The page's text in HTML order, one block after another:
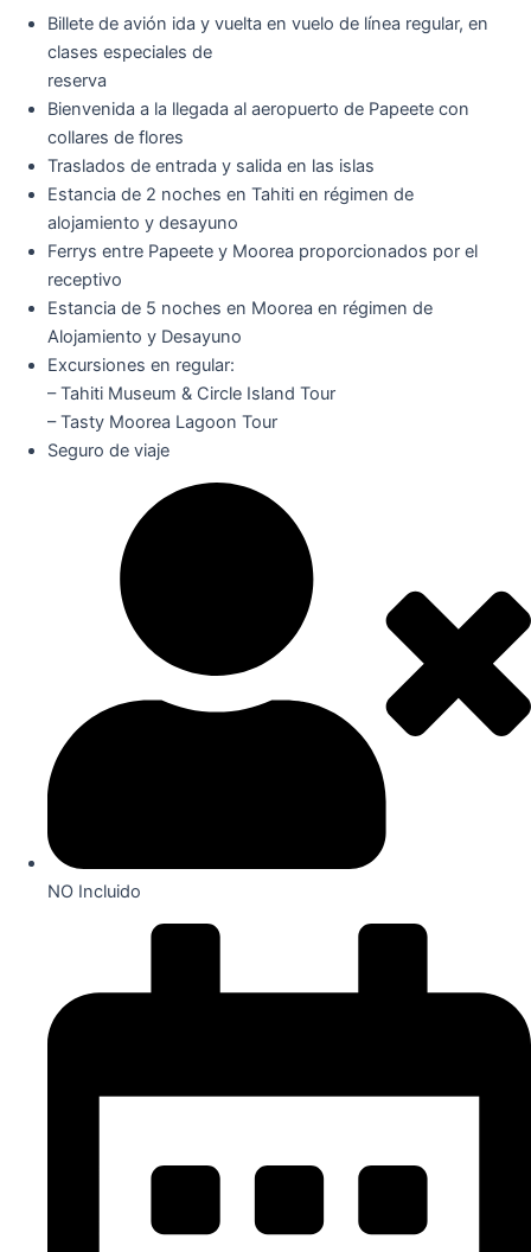
Billete de avión ida y vuelta en vuelo de línea regular, en
clases especiales de
reserva
Bienvenida a la llegada al aeropuerto de Papeete con
collares de flores
Traslados de entrada y salida en las islas
Estancia de 2 noches en Tahiti en régimen de
alojamiento y desayuno
Ferrys entre Papeete y Moorea proporcionados por el
receptivo
Estancia de 5 noches en Moorea en régimen de
Alojamiento y Desayuno
Excursiones en regular:
– Tahiti Museum & Circle Island Tour
– Tasty Moorea Lagoon Tour
Seguro de viaje
NO Incluido